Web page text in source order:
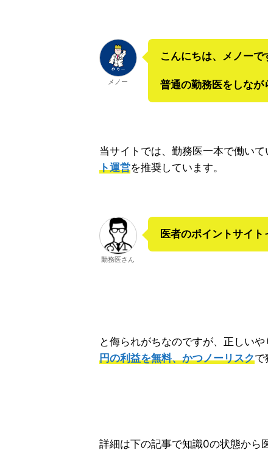
メノー
こんにちは、メノーで
普通の勤務医をしなが
当サイトでは、勤務医一本で働い
ト運営を推奨しています。
勤務医さん
医者のポイントサイ
と侮られがちなのですが、正しいや
円の利益を無料、かつノーリスクで
詳細は下の記事で知識0の状態から